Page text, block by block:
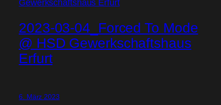
2023-03-04_Forced To Mode
@ HSD Gewerkschaftshaus
Erfurt
6. März 2023